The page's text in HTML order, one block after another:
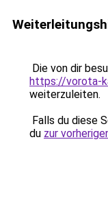
Die von dir
https://vorota-
weiterzuleiten.
Falls du diese
du zur